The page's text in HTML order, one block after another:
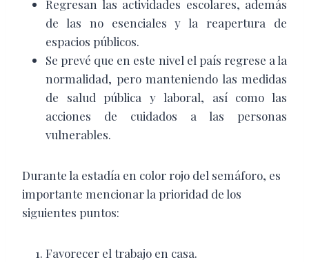
Regresan las actividades escolares, además
de las no esenciales y la reapertura de
espacios públicos.
Se prevé que en este nivel el país regrese a la
normalidad, pero manteniendo las medidas
de salud pública y laboral, así como las
acciones de cuidados a las personas
vulnerables.
Durante la estadía en color rojo del semáforo, es
importante mencionar la prioridad de los
siguientes puntos:
Favorecer el trabajo en casa.